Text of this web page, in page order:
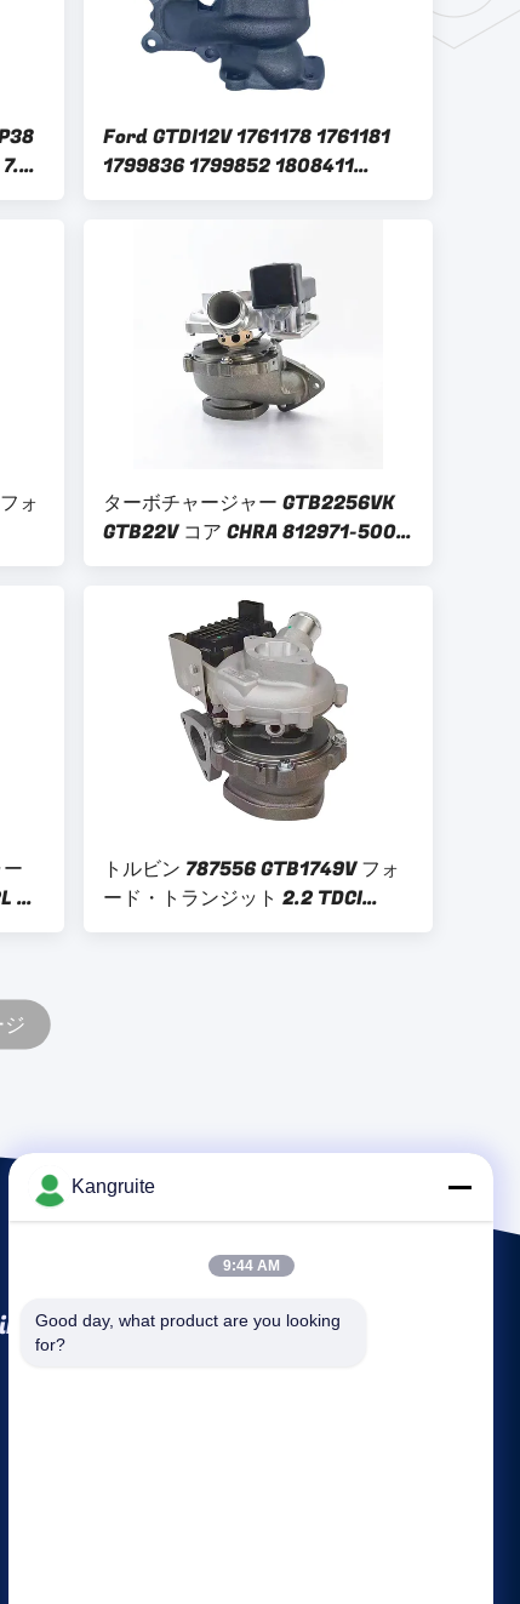
ン
Ford GTDI12V 1761178 1761181
1799836 1799852 1808411
1808366 2082254 2008150
1761181 1799836 1799852
1808411 1808366 2082254
2008150 CM5G6K682GB
CM5G6K682GC
ォ
ターボチャージャー GTB2256VK
GTB22V コア CHRA 812971-5002
812971 BK3Q-6K682-AB BK3Q-
TDCI BT-50 エンジン
ト
トルビン 787556 GTB1749V フォ
ード・トランジット 2.2 TDCI
787556-0017 ターボチャージャー
Co.,Ltd.
Kangruite
9:44 AM
Good day, what product are you looking
for?